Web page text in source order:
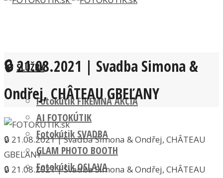
SLUŽBY
Fotokútik FIREMNÁ AKCIA
AI FOTOKÚTIK
Fotokútik SVADBA
GLAM PHOTO BOOTH
Fotokútik OSLAVA
🔒 21.08.2021 | Svadba Simona &
Ondřej, CHÂTEAU GBEĽANY
🔒 21.08.2021 | Svadba Simona & Ondřej, CHÂTEAU
GBEĽANY
🔒 21.08.2021 | Svadba Simona & Ondřej, CHÂTEAU